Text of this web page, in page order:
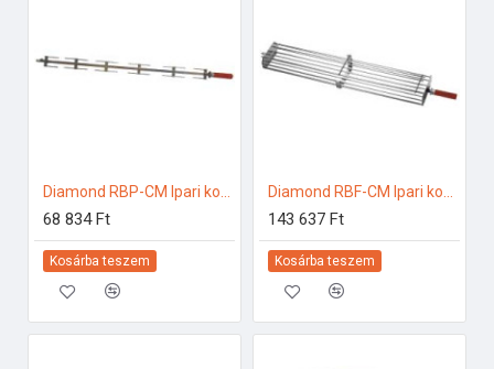
68 834 Ft
Kosárba teszem
143 637 Ft
Kosárba teszem